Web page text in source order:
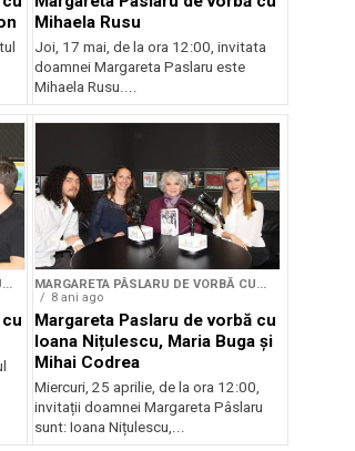
Mihaela Rusu
Joi, 17 mai, de la ora 12:00, invitata
doamnei Margareta Paslaru este
Mihaela Rusu....
MARGARETA PÂSLARU DE VORBĂ CU...
8 ani ago
Margareta Paslaru de vorbă cu
Ioana Nițulescu, Maria Buga și
Mihai Codrea
Miercuri, 25 aprilie, de la ora 12:00,
invitații doamnei Margareta Pâslaru
sunt: Ioana Nițulescu,...